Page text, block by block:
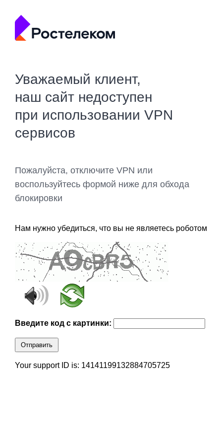
Уважаемый клиент,
наш сайт недоступен
при использовании VPN
сервисов
Пожалуйста, отключите VPN или
воспользуйтесь формой ниже для обхода
блокировки
Нам нужно убедиться, что вы не являетесь роботом
Введите код с картинки:
Отправить
Your support ID is: 14141199132884705725